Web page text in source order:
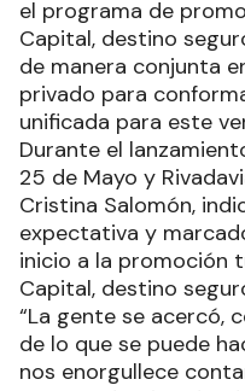
el programa de
Capital, destino
de manera conjunta
privado para
unificada para este
Durante el
25 de Mayo y
Cristina Salomón,
expectativa y
inicio a la promoción
Capital, destino
“La gente se acercó,
de lo que se puede
nos enorgullece